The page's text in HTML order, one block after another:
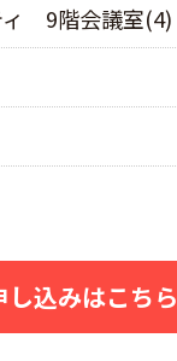
ィ 9階会議室(4)
し込みはこちら